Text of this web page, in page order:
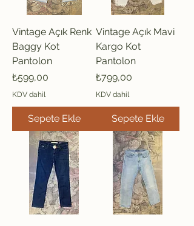
Vintage Açık Renk
Baggy Kot
Pantolon
Fiyat
₺599,00
KDV dahil
Sepete Ekle
Vintage Açık Mavi
Kargo Kot
Pantolon
Fiyat
₺799,00
KDV dahil
Sepete Ekle